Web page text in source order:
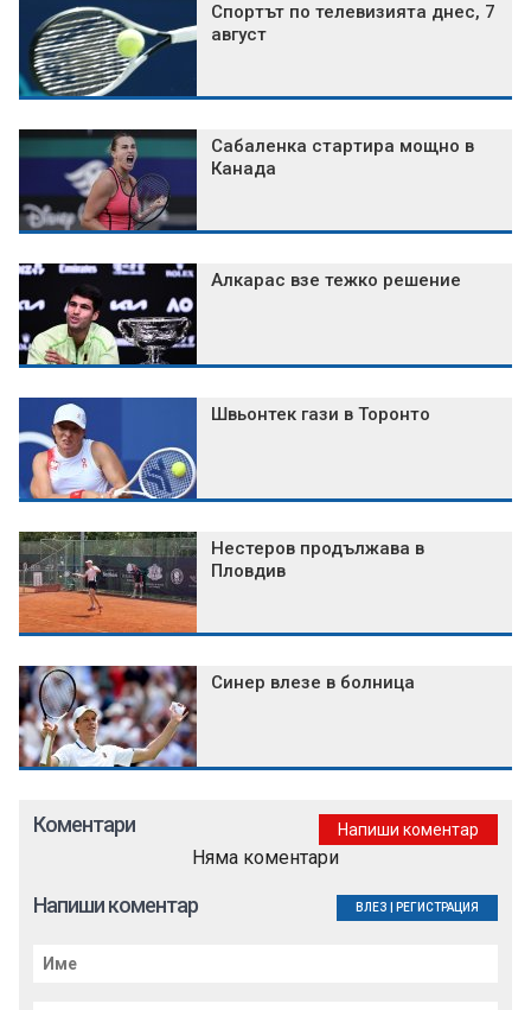
Спортът по телевизията днес, 7
август
Сабаленка стартира мощно в
Канада
Алкарас взе тежко решение
Швьонтек гази в Торонто
Нестеров продължава в
Пловдив
Синер влезе в болница
Коментари Напиши коментар
Няма коментари
Напиши коментар ВЛЕЗ РЕГИСТРАЦИЯ